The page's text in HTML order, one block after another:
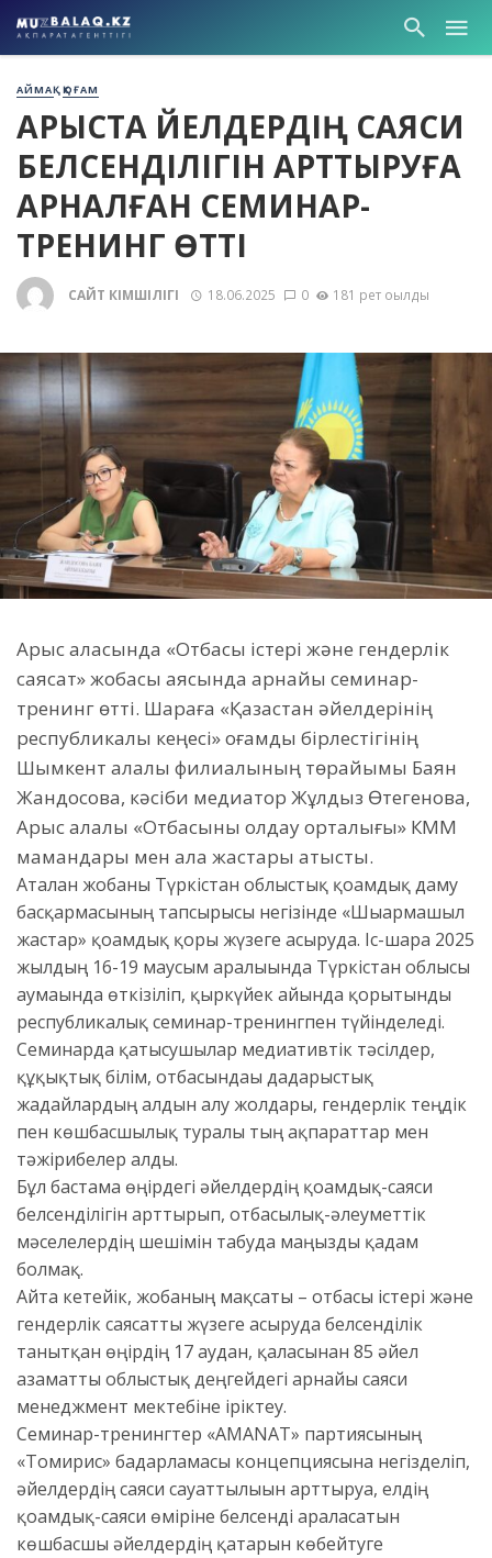
АЙМАҚ ҚОҒАМ
АРЫСТА ӘЙЕЛДЕРДІҢ САЯСИ
БЕЛСЕНДІЛІГІН АРТТЫРУҒА
АРНАЛҒАН СЕМИНАР-
ТРЕНИНГ ӨТТІ
САЙТ ӘКІМШІЛІГІ 18.06.2025 0 181 рет оқылды
Арыс қаласында «Отбасы істері және гендерлік
саясат» жобасы аясында арнайы семинар-
тренинг өтті. Шараға «Қазақстан әйелдерінің
республикалық кеңесі» қоғамдық бірлестігінің
Шымкент қалалық филиалының төрайымы Баян
Жандосова, кәсіби медиатор Жұлдыз Өтегенова,
Арыс қалалық «Отбасыны қолдау орталығы» КММ
мамандары мен қала жастары қатысты.
Аталған жобаны Түркістан облыстық қоғамдық даму
басқармасының тапсырысы негізінде «Шығармашыл
жастар» қоғамдық қоры жүзеге асыруда. Іс-шара 2025
жылдың 16-19 маусым аралығында Түркістан облысы
аумағында өткізіліп, қыркүйек айында қорытынды
республикалық семинар-тренингпен түйінделеді.
Семинарда қатысушылар медиативтік тәсілдер,
құқықтық білім, отбасындағы дағдарыстық
жағдайлардың алдын алу жолдары, гендерлік теңдік
пен көшбасшылық туралы тың ақпараттар мен
тәжірибелер алды.
Бұл бастама өңірдегі әйелдердің қоғамдық-саяси
белсенділігін арттырып, отбасылық-әлеуметтік
мәселелердің шешімін табуда маңызды қадам
болмақ.
Айта кетейік, жобаның мақсаты – отбасы істері және
гендерлік саясатты жүзеге асыруда белсенділік
танытқан өңірдің 17 аудан, қаласынан 85 әйел
азаматты облыстық деңгейдегі арнайы саяси
менеджмент мектебіне іріктеу.
Семинар-тренингтер «AMANAT» партиясының
«Томирис» бағдарламасы концепциясына негізделіп,
әйелдердің саяси сауаттылығын арттыруға, елдің
қоғамдық-саяси өміріне белсенді араласатын
көшбасшы әйелдердің қатарын көбейтуге